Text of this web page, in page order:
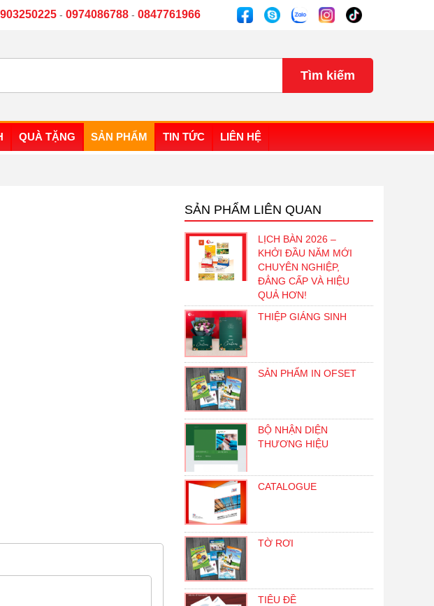
- 0974086788 - 0847761966
QUÀ TẶNG SẢN PHẨM TIN TỨC LIÊN HỆ
SẢN PHẨM LIÊN QUAN
LỊCH BÀN 2026 –
KHỞI ĐẦU NĂM MỚI
CHUYÊN NGHIỆP,
ĐẲNG CẤP VÀ HIỆU
QUẢ HƠN!
THIỆP GIÁNG SINH
SẢN PHẨM IN OFSET
BỘ NHẬN DIỆN
THƯƠNG HIỆU
CATALOGUE
TỜ RƠI
TIÊU ĐỀ